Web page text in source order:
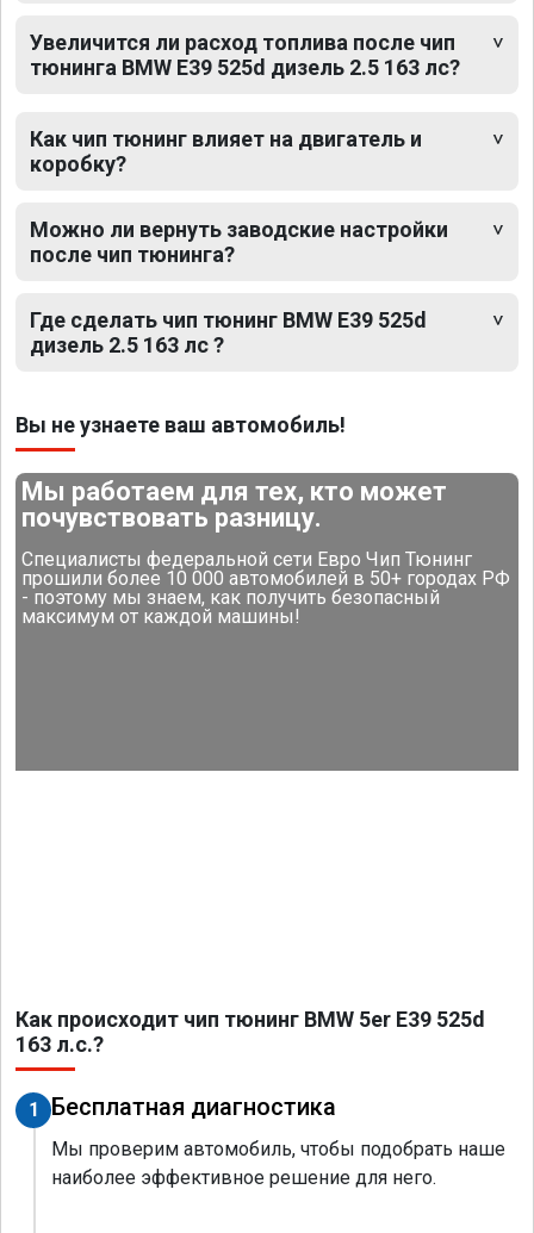
Увеличится ли расход топлива после чип
тюнинга BMW E39 525d дизель 2.5 163 лс?
Как чип тюнинг влияет на двигатель и
коробку?
Можно ли вернуть заводские настройки
после чип тюнинга?
Где сделать чип тюнинг BMW E39 525d
дизель 2.5 163 лс ?
Вы не узнаете ваш автомобиль!
Мы работаем для тех, кто может
почувствовать разницу.
Специалисты федеральной сети Евро Чип Тюнинг
прошили более 10 000 автомобилей в 50+ городах РФ
- поэтому мы знаем, как получить безопасный
максимум от каждой машины!
Как происходит чип тюнинг BMW 5er E39 525d
163 л.с.?
1 Бесплатная диагностика
Мы проверим автомобиль, чтобы подобрать наше
наиболее эффективное решение для него.